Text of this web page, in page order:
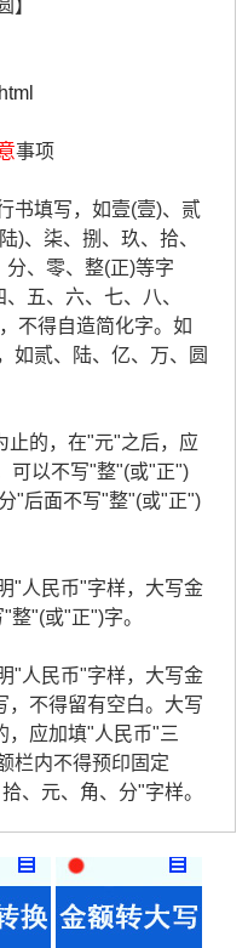
】
事项
书填写，如壹(壹)、贰
)、柒、捌、玖、拾、
、零、整(正)等字
五、六、七、八、
不得自造简化字。如
如贰、陆、亿、万、圆
止的，在"元"之后，应
可以不写"整"(或"正")
"后面不写"整"(或"正")
"人民币"字样，大写金
"(或"正")字。
"人民币"字样，大写金
，不得留有空白。大写
，应加填"人民币"三
栏内不得预印固定
、元、角、分"字样。